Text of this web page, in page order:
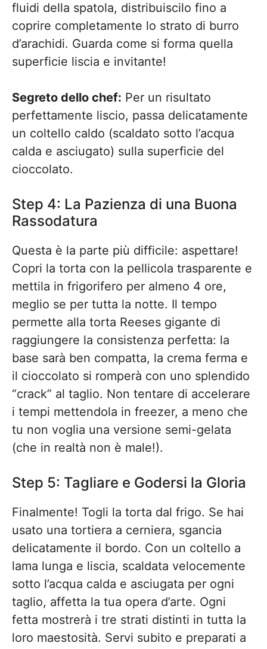
fluidi della spatola, distribuiscilo fino a
coprire completamente lo strato di burro
d’arachidi. Guarda come si forma quella
superficie liscia e invitante!
Segreto dello chef: Per un risultato
perfettamente liscio, passa delicatamente
un coltello caldo (scaldato sotto l’acqua
calda e asciugato) sulla superficie del
cioccolato.
Step 4: La Pazienza di una Buona
Rassodatura
Questa è la parte più difficile: aspettare!
Copri la torta con la pellicola trasparente e
mettila in frigorifero per almeno 4 ore,
meglio se per tutta la notte. Il tempo
permette alla torta Reeses gigante di
raggiungere la consistenza perfetta: la
base sarà ben compatta, la crema ferma e
il cioccolato si romperà con uno splendido
“crack” al taglio. Non tentare di accelerare
i tempi mettendola in freezer, a meno che
tu non voglia una versione semi-gelata
(che in realtà non è male!).
Step 5: Tagliare e Godersi la Gloria
Finalmente! Togli la torta dal frigo. Se hai
usato una tortiera a cerniera, sgancia
delicatamente il bordo. Con un coltello a
lama lunga e liscia, scaldata velocemente
sotto l’acqua calda e asciugata per ogni
taglio, affetta la tua opera d’arte. Ogni
fetta mostrerà i tre strati distinti in tutta la
loro maestosità. Servi subito e preparati a